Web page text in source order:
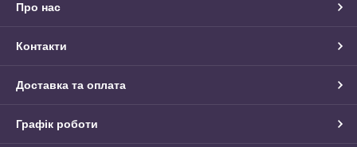
Про нас
Контакти
Доставка та оплата
Графік роботи